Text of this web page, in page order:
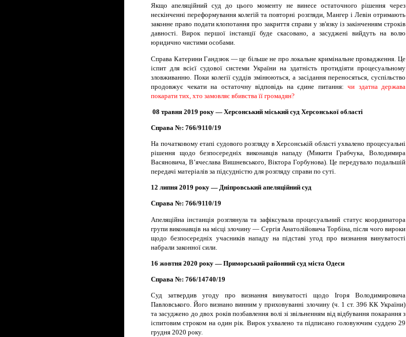
Якщо апеляційний суд до цього моменту не винесе остаточного рішення через
нескінченні переформування колегій та повторні розгляди, Мангер і Левін отримають
законне право подати клопотання про закриття справи у зв'язку із закінченням строків
давності. Вирок першої інстанції буде скасовано, а засуджені вийдуть на волю
юридично чистими особами.
Справа Катерини Гандзюк — це більше не про локальне кримінальне провадження. Це
іспит для всієї судової системи України на здатність протидіяти процесуальному
зловживанню. Поки колегії суддів змінюються, а засідання переносяться, суспільство
продовжує чекати на остаточну відповідь на єдине питання: чи здатна держава
покарати тих, хто замовляє вбивства її громадян?
08 травня 2019 року — Херсонський міський суд Херсонської області
Справа №: 766/9110/19
На початковому етапі судового розгляду в Херсонській області ухвалено процесуальні
рішення щодо безпосередніх виконавців нападу (Микити Грабчука, Володимира
Васяновича, В’ячеслава Вишневського, Віктора Горбунова). Це передувало подальшій
передачі матеріалів за підсудністю для розгляду справи по суті.
12 липня 2019 року — Дніпровський апеляційний суд
Справа №: 766/9110/19
Апеляційна інстанція розглянула та зафіксувала процесуальний статус координатора
групи виконавців на місці злочину — Сергія Анатолійовича Торбіна, після чого вироки
щодо безпосередніх учасників нападу на підставі угод про визнання винуватості
набрали законної сили.
16 жовтня 2020 року — Приморський районний суд міста Одеси
Справа №: 766/14740/19
Суд затвердив угоду про визнання винуватості щодо Ігоря Володимировича
Павловського. Його визнано винним у приховуванні злочину (ч. 1 ст. 396 КК України)
та засуджено до двох років позбавлення волі зі звільненням від відбування покарання з
іспитовим строком на один рік. Вирок ухвалено та підписано головуючим суддею 29
грудня 2020 року.